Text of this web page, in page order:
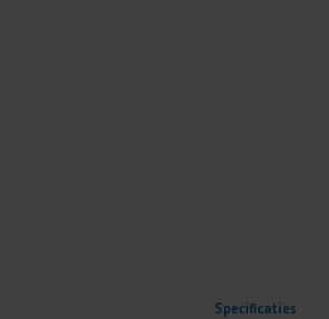
Specificaties